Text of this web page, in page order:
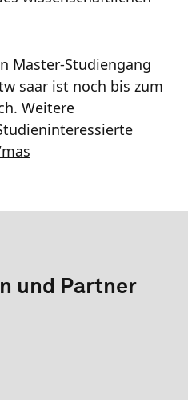
Master-Studiengang
saar ist noch bis zum
Weitere
und Partner